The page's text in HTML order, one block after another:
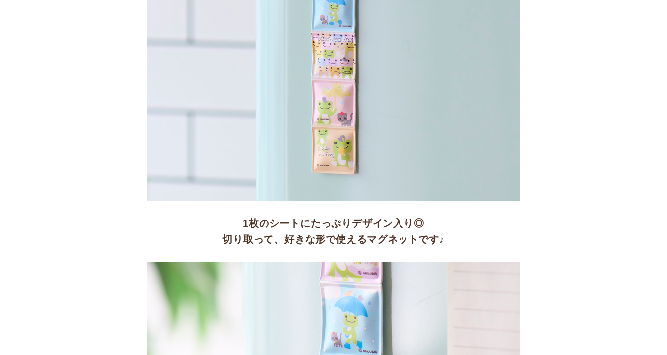
1枚のシートにたっぷりデザイン入り◎
切り取って、好きな形で使えるマグネットです♪